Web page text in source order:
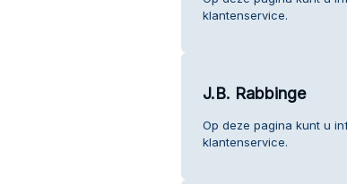
klantenservice.
J.B. Rabbinge
Op deze pagina kunt u
klantenservice.